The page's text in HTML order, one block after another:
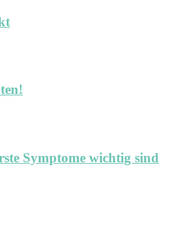
Symptome wichtig sind